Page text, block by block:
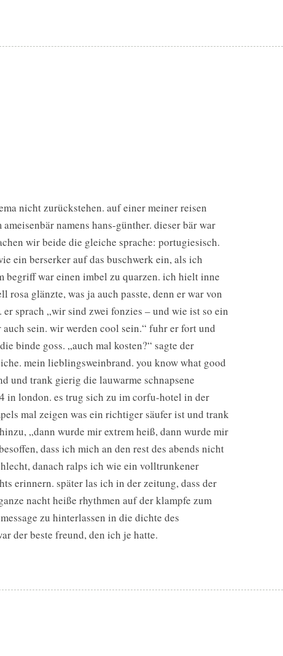
nicht zurückstehen. auf einer meiner reisen
namens hans-günther. dieser bär war
wir beide die gleiche sprache: portugiesisch.
ein berserker auf das buschwerk ein, als ich
begriff war einen imbel zu quarzen. ich hielt inne
glänzte, was ja auch passte, denn er war von
sprach „wir sind zwei fonzies – und wie ist so ein
sein. wir werden cool sein.“ fuhr er fort und
binde goss. „auch mal kosten?“ sagte der
mein lieblingsweinbrand. you know what good
und trank gierig die lauwarme schnapsene
in london. es trug sich zu im corfu-hotel in der
mal zeigen was ein richtiger säufer ist und trank
„dann wurde mir extrem heiß, dann wurde mir
dass ich mich an den rest des abends nicht
danach ralps ich wie ein volltrunkener
erinnern. später las ich in der zeitung, dass der
nacht heiße rhythmen auf der klampfe zum
zu hinterlassen in die dichte des
der beste freund, den ich je hatte.